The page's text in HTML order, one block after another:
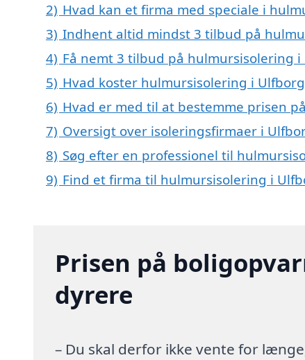
2) Hvad kan et firma med speciale i
3) Indhent altid mindst 3 tilbud på
4) Få nemt 3 tilbud på hulmursisolering
5) Hvad koster hulmursisolering i
6) Hvad er med til at bestemme prisen
7) Oversigt over isoleringsfirmaer i
8) Søg efter en professionel til
9) Find et firma til hulmursisolering i
Prisen på
dyrere
– Du skal derfor ikke vente for